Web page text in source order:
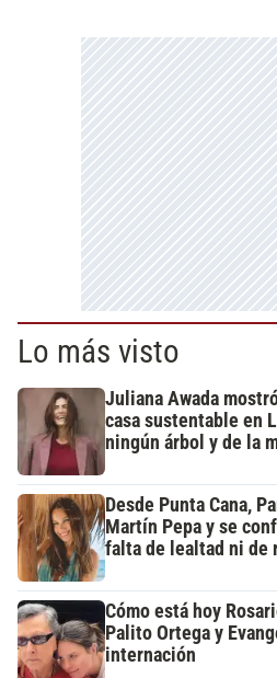
Lo más visto
Juliana Awada
casa sustentable en
ningún árbol y de la
Desde Punta Cana,
Martín Pepa y se
falta de lealtad ni de
Cómo está hoy
Palito Ortega y
internación